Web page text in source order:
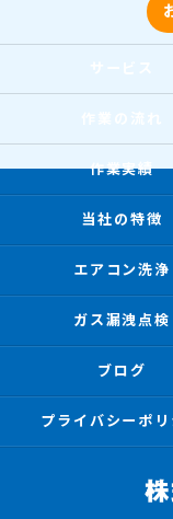
作業実績
当社の特徴
エアコン洗浄
ガス漏洩点検
ブログ
プライバシーポリ